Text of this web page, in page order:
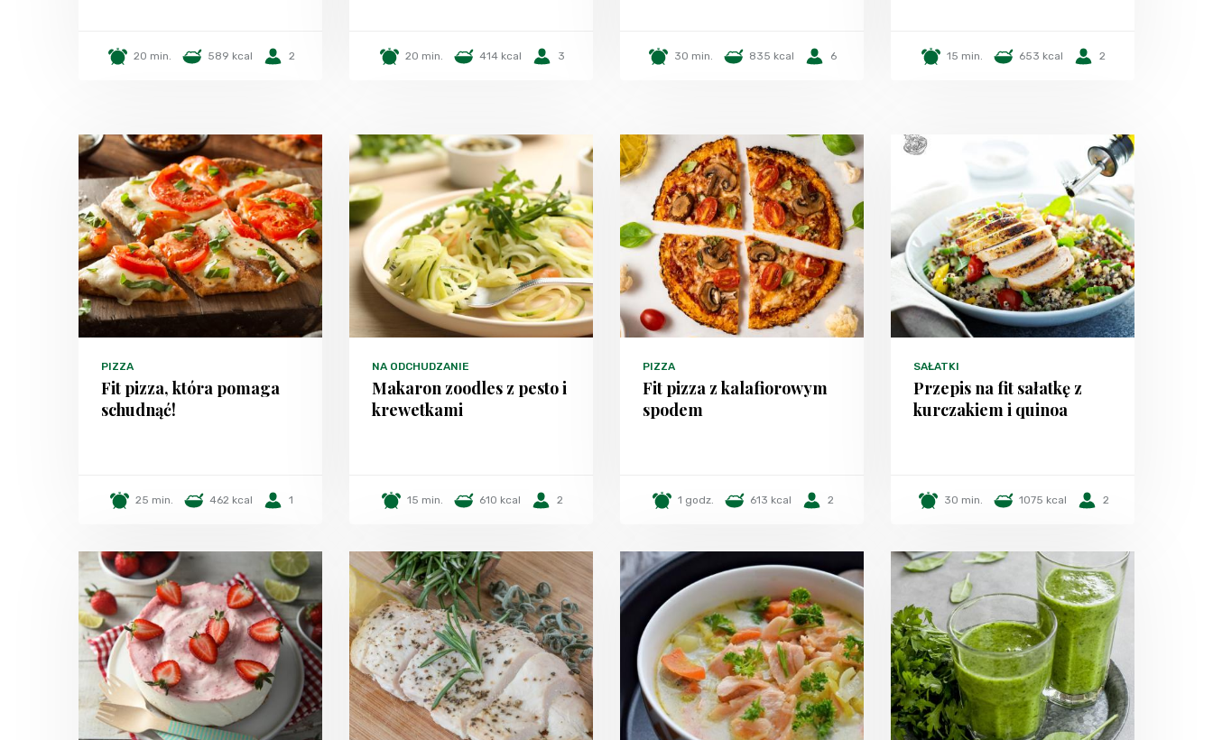
20 min. 589 kcal 2 20 min. 414 kcal 3 30 min. 835 kcal 6 15 min. 653 kcal 2
PIZZA
Fit pizza, która pomaga
schudnąć!
25 min. 462 kcal 1
NA ODCHUDZANIE
Makaron zoodles z pesto i
krewetkami
15 min. 610 kcal 2
PIZZA
Fit pizza z kalafiorowym
spodem
1 godz. 613 kcal 2
SAŁATKI
Przepis na fit sałatkę z
kurczakiem i quinoa
30 min. 1075 kcal 2